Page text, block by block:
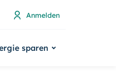
Anmelden
sparen